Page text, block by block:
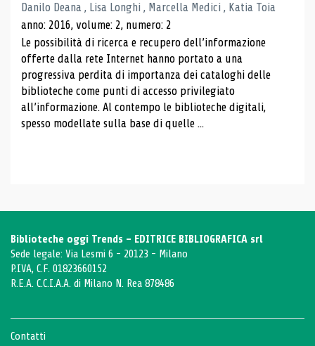
Danilo Deana , Lisa Longhi , Marcella Medici , Katia Toia
anno: 2016, volume: 2, numero: 2
Le possibilità di ricerca e recupero dell’informazione
offerte dalla rete Internet hanno portato a una
progressiva perdita di importanza dei cataloghi delle
biblioteche come punti di accesso privilegiato
all’informazione. Al contempo le biblioteche digitali,
spesso modellate sulla base di quelle ...
Biblioteche oggi Trends - EDITRICE BIBLIOGRAFICA srl
Sede legale: Via Lesmi 6 - 20123 - Milano
P.IVA, C.F. 01823660152
R.E.A. C.C.I.A.A. di Milano N. Rea 878486
Contatti